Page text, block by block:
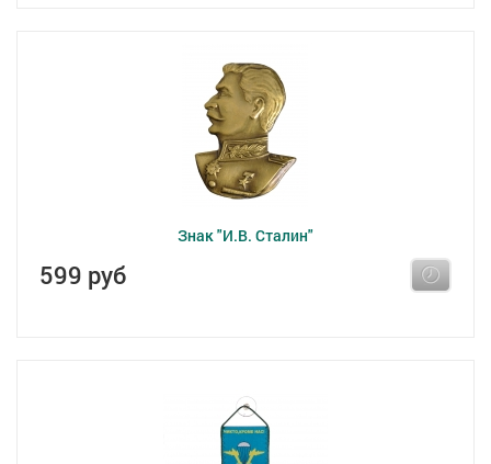
Знак "И.В. Сталин"
599 руб